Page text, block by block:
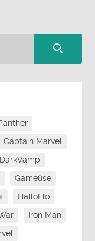
Captain Marvel
DarkVamp
Gameüse
HalloFlo
Iron Man